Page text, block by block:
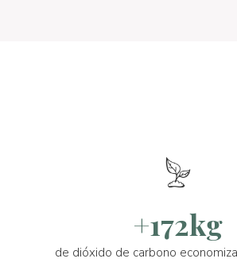
+172kg
de dióxido de carbono